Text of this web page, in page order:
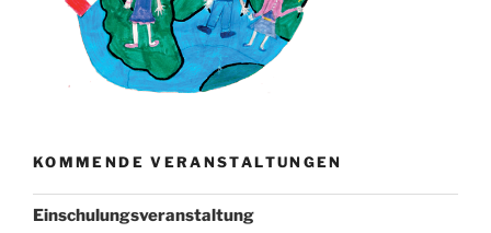
KOMMENDE VERANSTALTUNGEN
Einschulungsveranstaltung